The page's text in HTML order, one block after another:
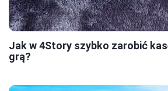
Jak w 4Story szybko zarobić
grą?